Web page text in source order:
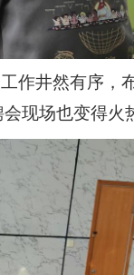
作井然有序，
现场也变得火